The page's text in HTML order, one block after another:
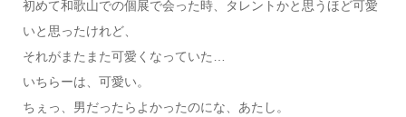
初めて和歌山での個展で会った時、タレントかと思うほど可愛
いと思ったけれど、
それがまたまた可愛くなっていた…
いちらーは、可愛い。
ちぇっ、男だったらよかったのにな、あたし。